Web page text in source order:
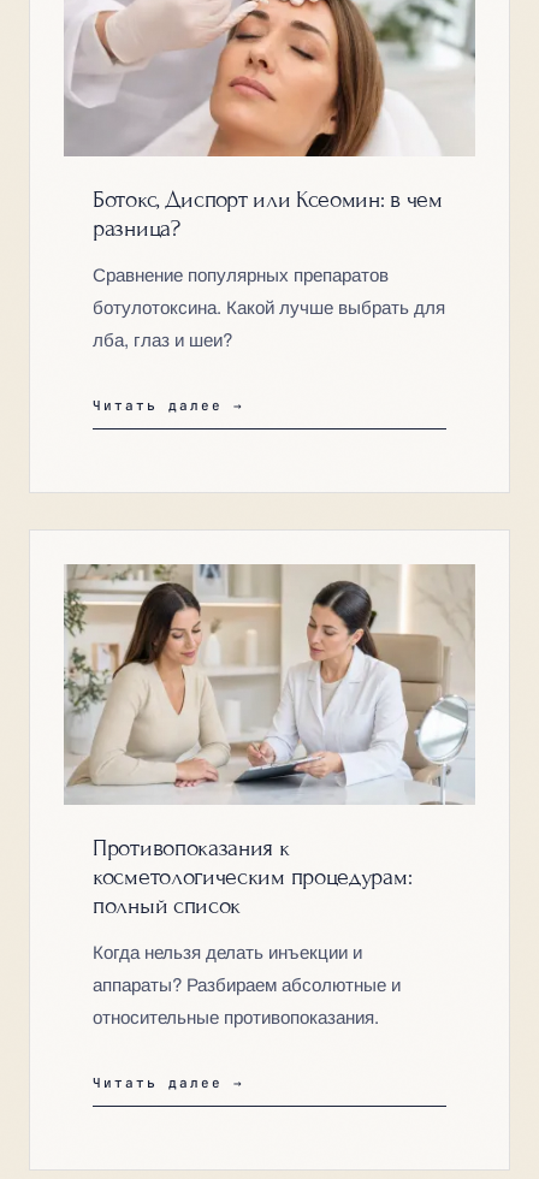
Ботокс, Диспорт или Ксеомин: в чем
разница?
Сравнение популярных препаратов
ботулотоксина. Какой лучше выбрать для
лба, глаз и шеи?
Читать далее →
Противопоказания к
косметологическим процедурам:
полный список
Когда нельзя делать инъекции и
аппараты? Разбираем абсолютные и
относительные противопоказания.
Читать далее →